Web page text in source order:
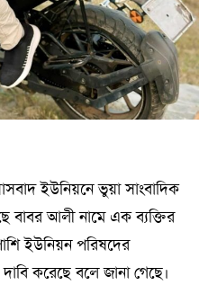
ইউনিয়নে ভুয়া সাংবাদিক
বাবর আলী নামে এক ব্যক্তির
ইউনিয়ন পরিষদের
করেছে বলে জানা গেছে।